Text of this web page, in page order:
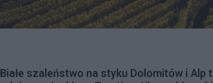
Białe szaleństwo na styku Dolomitów i Alp